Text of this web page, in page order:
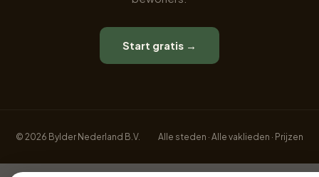
Start gratis →
© 2026 Bylder Nederland B.V. Alle steden · Alle vaklieden · Prijzen